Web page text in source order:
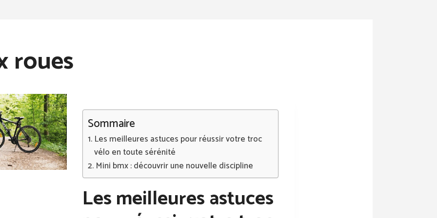
roues
Sommaire
Les meilleures astuces pour réussir votre troc
vélo en toute sérénité
Mini bmx : découvrir une nouvelle discipline
Les meilleures astuces